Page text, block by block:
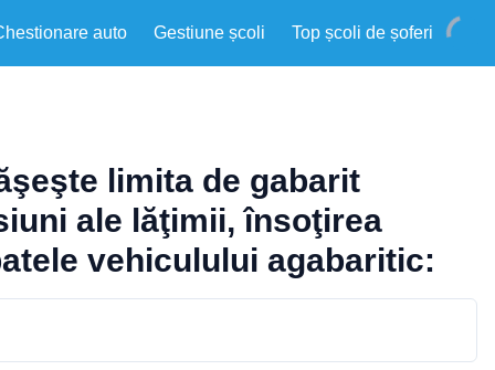
auto Gestiune școli Top școli de șoferi
limita de gabarit
ale lăţimii, însoţirea
vehiculului agabaritic: